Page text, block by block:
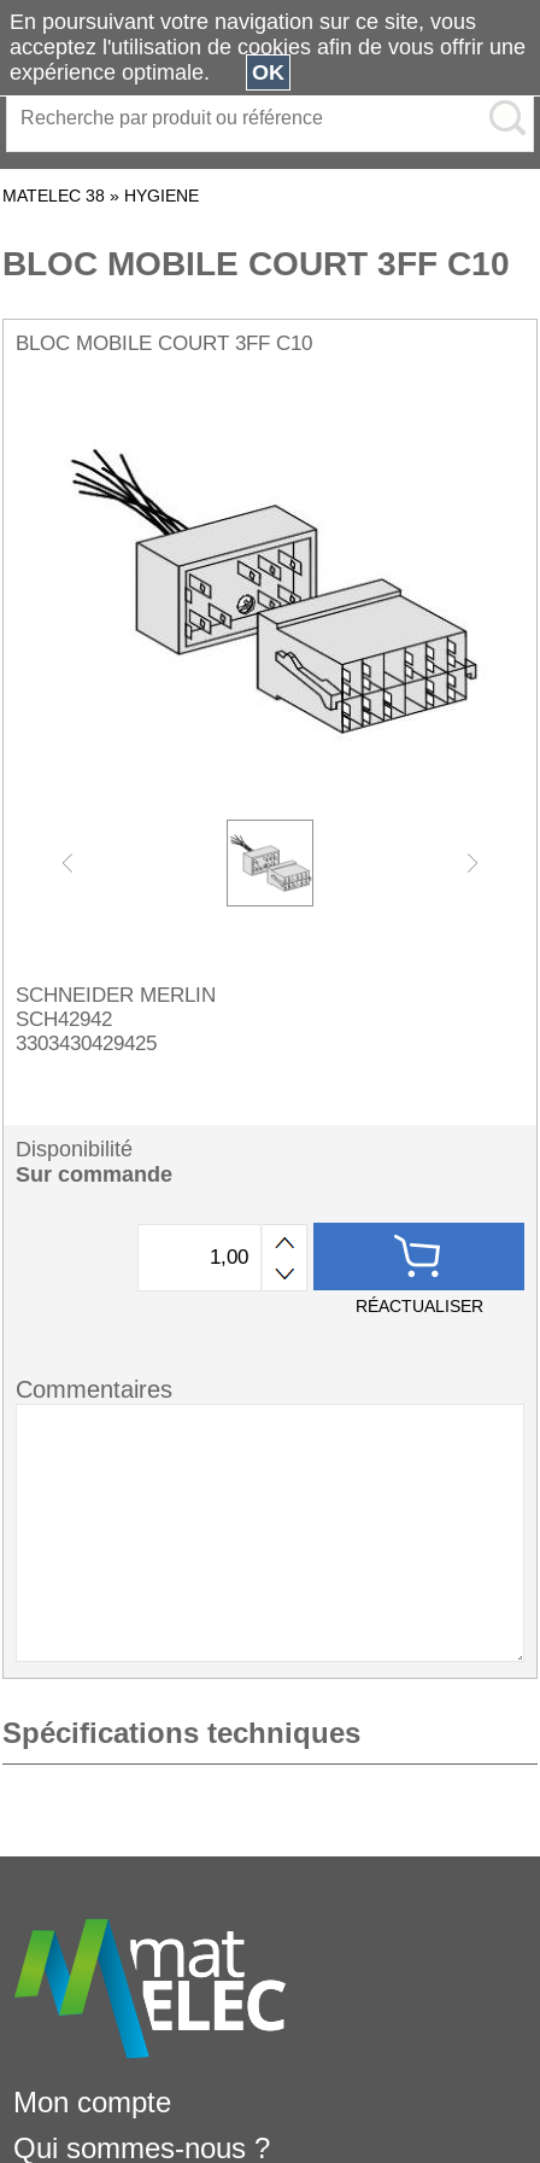
MATELEC 38 » HYGIENE
BLOC MOBILE COURT 3FF C10
BLOC MOBILE COURT 3FF C10
SCHNEIDER MERLIN
SCH42942
3303430429425
Disponibilité
Sur commande
RÉACTUALISER
Commentaires
Spécifications techniques
Mon compte
Qui sommes-nous ?
En poursuivant votre navigation sur ce site, vous
acceptez l'utilisation de cookies afin de vous offrir une
expérience optimale.
OK